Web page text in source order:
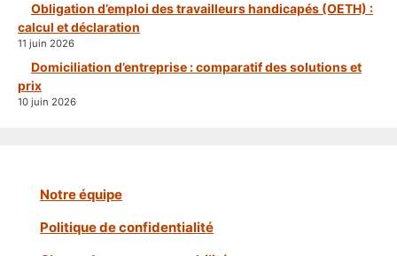
Obligation d’emploi des travailleurs handicapés (OETH) :
calcul et déclaration
11 juin 2026
Domiciliation d’entreprise : comparatif des solutions et
prix
10 juin 2026
Notre équipe
Politique de confidentialité